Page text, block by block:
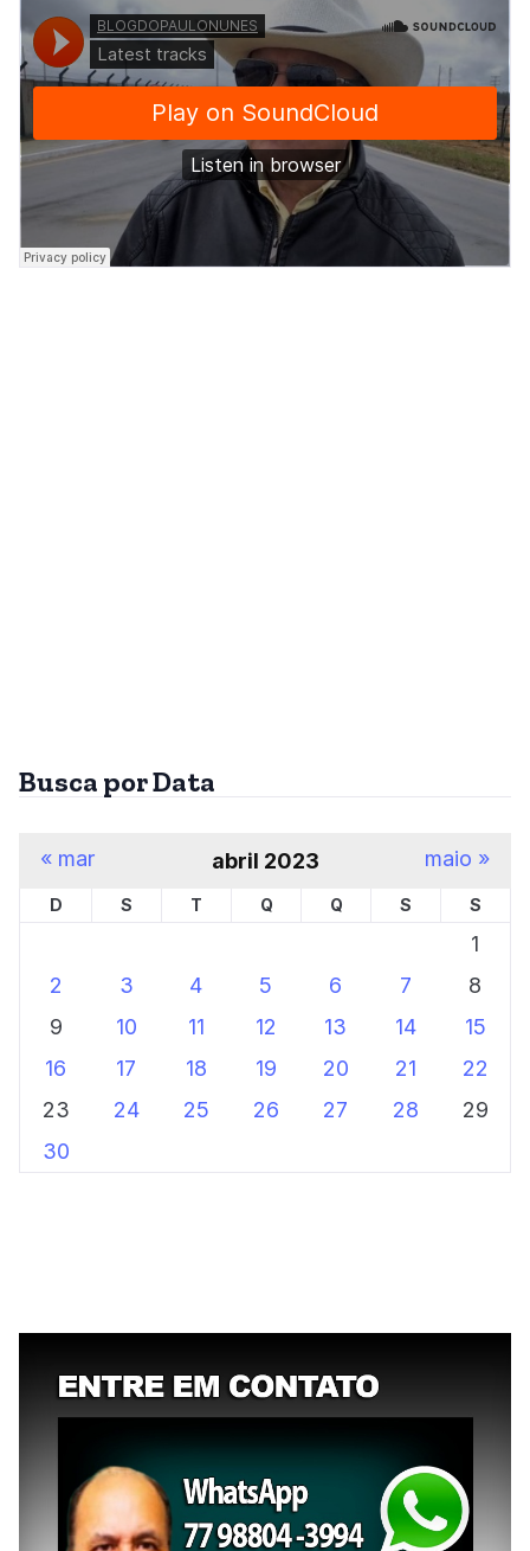
Busca por Data
abril 2023
D S T Q Q S S
1
2
3 4 5 6 7
8
9
10 11 12 13 14
15
16
17 18 19 20 21
22
23
24 25 26 27 28
29
30
« mar maio »